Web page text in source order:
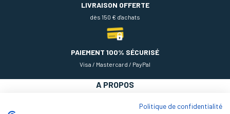
LIVRAISON OFFERTE
dès 150 € d'achats
PAIEMENT 100% SÉCURISÉ
Visa / Mastercard / PayPal
A PROPOS
Politique de confidentialité